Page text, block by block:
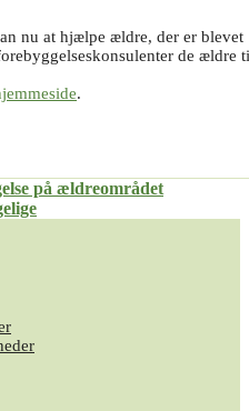
nu at hjælpe ældre, der er blevet
de ældre
.
på ældreområdet